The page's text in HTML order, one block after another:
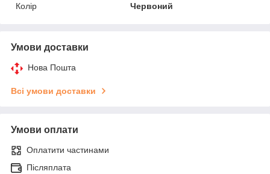
Колір
Червоний
Умови доставки
Нова Пошта
Всі умови доставки
Умови оплати
Оплатити частинами
Післяплата